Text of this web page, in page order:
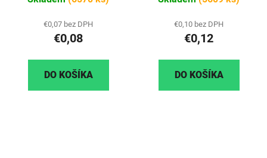
€0,07 bez DPH
€0,08
DO KOŠÍKA
€0,10 bez DPH
€0,12
DO KOŠÍKA